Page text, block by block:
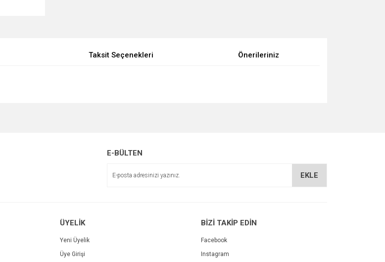
Taksit Seçenekleri Önerileriniz
E-BÜLTEN
EKLE
ÜYELİK
Yeni Üyelik
Üye Girişi
BİZİ TAKİP EDİN
Facebook
Instagram